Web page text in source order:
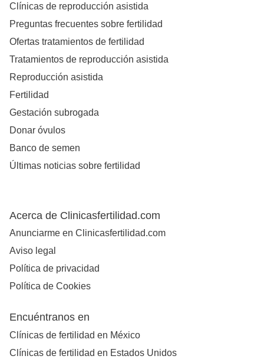
Clínicas de reproducción asistida
Preguntas frecuentes sobre fertilidad
Ofertas tratamientos de fertilidad
Tratamientos de reproducción asistida
Reproducción asistida
Fertilidad
Gestación subrogada
Donar óvulos
Banco de semen
Últimas noticias sobre fertilidad
Acerca de Clinicasfertilidad.com
Anunciarme en Clinicasfertilidad.com
Aviso legal
Política de privacidad
Política de Cookies
Encuéntranos en
Clínicas de fertilidad en México
Clínicas de fertilidad en Estados Unidos